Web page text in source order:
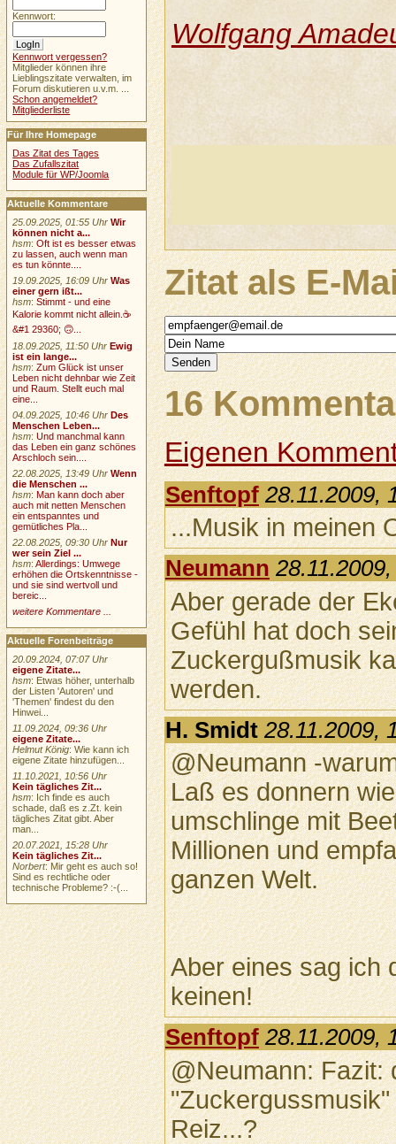
Wolfgang
Zitat als E-
16
Eigenen
Senftopf 28.11.2009,
...Musik in meinen
Neumann
Aber gerade der
Gefühl hat doch
Zuckergußmusik
werden.
H. Smidt 28.11.2009,
@Neumann -
Laß es donnern
umschlinge mit
Millionen und
ganzen Welt.
Aber eines sag ich
keinen!
Senftopf 28.11.2009,
@Neumann: Fazit:
Reiz...?
Kennwort:
Kennwort vergessen?
Mitglieder können ihre
Lieblingszitate verwalten, im
Forum diskutieren u.v.m. ...
Schon angemeldet?
Mitgliederliste
Für Ihre Homepage
Das Zitat des Tages
Das Zufallszitat
Module für WP/Joomla
Aktuelle Kommentare
25.09.2025, 01:55 Uhr Wir
können nicht a...
hsm:Oft ist es besser etwas
zu lassen, auch wenn man
es tun könnte....
19.09.2025, 16:09 Uhr Was
einer gern ißt...
hsm:Stimmt - und eine
Kalorie kommt nicht allein.☕
&#1 29360; 🙃...
18.09.2025, 11:50 Uhr Ewig
ist ein lange...
hsm:Zum Glück ist unser
Leben nicht dehnbar wie Zeit
und Raum. Stellt euch mal
eine...
04.09.2025, 10:46 Uhr Des
Menschen Leben...
hsm:Und manchmal kann
das Leben ein ganz schönes
Arschloch sein....
22.08.2025, 13:49 Uhr Wenn
die Menschen ...
hsm:Man kann doch aber
auch mit netten Menschen
ein entspanntes und
gemütliches Pla...
22.08.2025, 09:30 Uhr Nur
wer sein Ziel ...
hsm:Allerdings: Umwege
erhöhen die Ortskenntnisse -
und sie sind wertvoll und
bereic...
weitere Kommentare ...
Aktuelle Forenbeiträge
20.09.2024, 07:07 Uhr
eigene Zitate...
hsm: Etwas höher, unterhalb
der Listen 'Autoren' und
'Themen' findest du den
Hinwei...
11.09.2024, 09:36 Uhr
eigene Zitate...
Helmut König: Wie kann ich
eigene Zitate hinzufügen...
11.10.2021, 10:56 Uhr
Kein tägliches Zit...
hsm: Ich finde es auch
schade, daß es z.Zt. kein
tägliches Zitat gibt. Aber
man...
20.07.2021, 15:28 Uhr
Kein tägliches Zit...
Norbert: Mir geht es auch so!
Sind es rechtliche oder
technische Probleme? :-(...